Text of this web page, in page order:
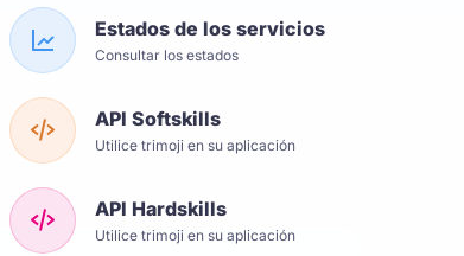
Estados de los servicios
Consultar los estados
API Softskills
Utilice trimoji en su aplicación
API Hardskills
Utilice trimoji en su aplicación